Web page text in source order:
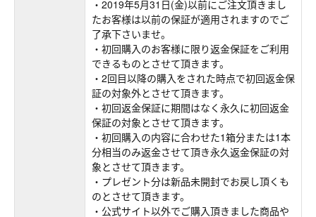
・2019年5月31日(金)以前にご注文頂きまし
たお客様は以前の保証が適用されますのでご
了承下さいませ。
・初回購入のお客様に限り返金保証をご利用
できるものとさせて頂きます。
・2回目以降の購入をされた時点で初回返金保
証の対象外とさせて頂きます。
・初回返金保証に期間はなく永久に初回返金
保証の対象とさせて頂きます。
・初回購入の内容に合わせた1箱分または1本
分相当のみ返金させて頂き永久返金保証の対
象とさせて頂きます。
・プレゼント分は新品未開封でお戻し頂くも
のとさせて頂きます。
・公式サイト以外でご購入頂きました商品や